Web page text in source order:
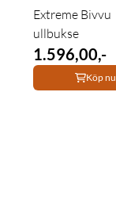
Extreme Bivvu
ullbukse
1.596,00,-
Köp nu